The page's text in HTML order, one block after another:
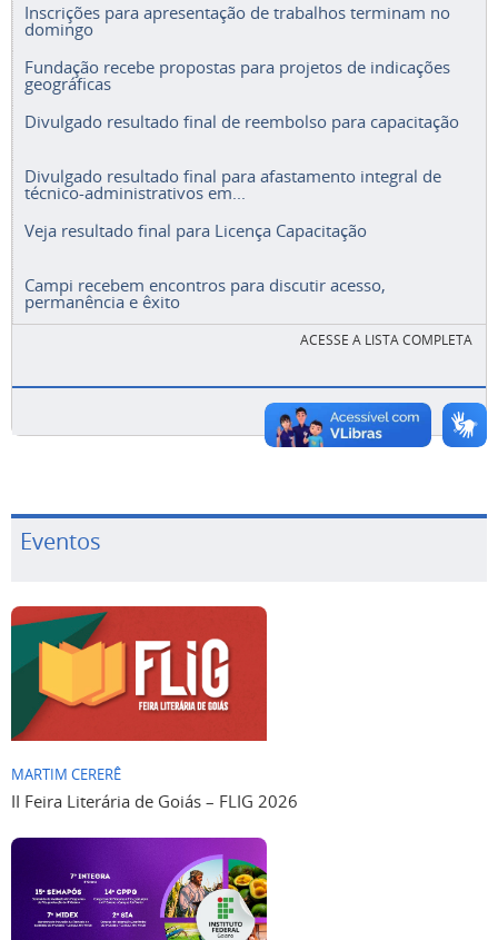
Inscrições para apresentação de trabalhos terminam no
domingo
Fundação recebe propostas para projetos de indicações
geográficas
Divulgado resultado final de reembolso para capacitação
Divulgado resultado final para afastamento integral de
técnico-administrativos em...
Veja resultado final para Licença Capacitação
Campi recebem encontros para discutir acesso,
permanência e êxito
ACESSE A LISTA COMPLETA
Eventos
MARTIM CERERÊ
II Feira Literária de Goiás – FLIG 2026